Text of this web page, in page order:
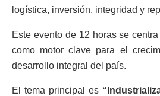
logística, inversión, integridad y
Este evento de 12 horas se
como motor clave para el
desarrollo integral del país.
El tema principal es